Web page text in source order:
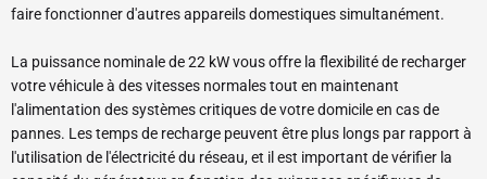
faire fonctionner d'autres appareils domestiques simultanément.
La puissance nominale de 22 kW vous offre la flexibilité de recharger
votre véhicule à des vitesses normales tout en maintenant
l'alimentation des systèmes critiques de votre domicile en cas de
pannes. Les temps de recharge peuvent être plus longs par rapport à
l'utilisation de l'électricité du réseau, et il est important de vérifier la